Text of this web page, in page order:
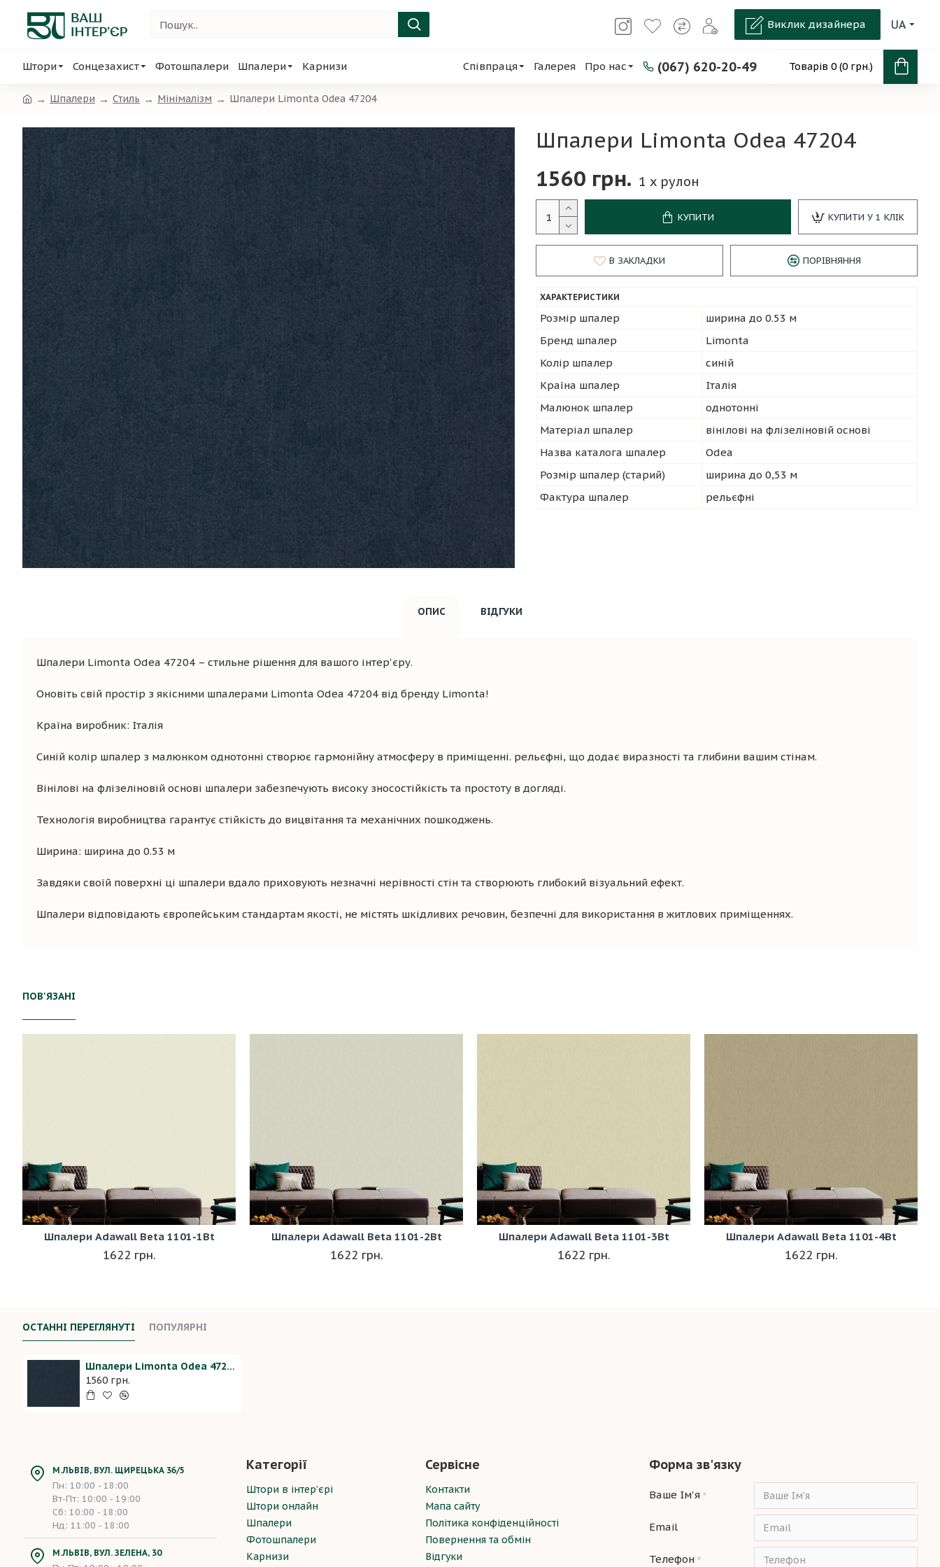
UA
Виклик дизайнера
Штори Сонцезахист Фотошпалери Шпалери Карнизи Співпраця Галерея Про нас (067) 620-20-49 Товарів 0 (0 грн.)
Шпалери Стиль Мінімалізм Шпалери Limonta Odea 47204
Шпалери Limonta Odea 47204
1560 грн. 1 x рулон
КУПИТИ КУПИТИ У 1 КЛІК
В ЗАКЛАДКИ ПОРІВНЯННЯ
ХАРАКТЕРИСТИКИ
Розмір шпалер
ширина до 0.53 м
Бренд шпалер
Limonta
Колір шпалер
синій
Країна шпалер
Італія
Малюнок шпалер
однотонні
Матеріал шпалер
вінілові на флізеліновій основі
Назва каталога шпалер
Odea
Розмір шпалер (старий)
ширина до 0,53 м
Фактура шпалер
рельєфні
ОПИС ВІДГУКИ
Шпалери Limonta Odea 47204 – стильне рішення для вашого інтер'єру.
Оновіть свій простір з якісними шпалерами Limonta Odea 47204 від бренду Limonta!
Країна виробник: Італія
Синій колір шпалер з малюнком однотонні створює гармонійну атмосферу в приміщенні. рельєфні, що додає виразності та глибини вашим стінам.
Вінілові на флізеліновій основі шпалери забезпечують високу зносостійкість та простоту в догляді.
Технологія виробництва гарантує стійкість до вицвітання та механічних пошкоджень.
Ширина: ширина до 0.53 м
Завдяки своїй поверхні ці шпалери вдало приховують незначні нерівності стін та створюють глибокий візуальний ефект.
Шпалери відповідають європейським стандартам якості, не містять шкідливих речовин, безпечні для використання в житлових приміщеннях.
ПОВ'ЯЗАНІ
Шпалери Adawall Beta 1101-1Bt
1622 грн.
Шпалери Adawall Beta 1101-2Bt
1622 грн.
Шпалери Adawall Beta 1101-3Bt
1622 грн.
Шпалери Adawall Beta 1101-4Bt
1622 грн.
ОСТАННІ ПЕРЕГЛЯНУТІ ПОПУЛЯРНІ
Шпалери Limonta Odea 47204
1560 грн.
М.ЛЬВІВ, ВУЛ. ЩИРЕЦЬКА 36/5
Пн: 10:00 - 18:00
Вт-Пт: 10:00 - 19:00
Сб: 10:00 - 18:00
Нд: 11:00 - 18:00
М.ЛЬВІВ, ВУЛ. ЗЕЛЕНА, 30
Категорії
Штори в інтер’єрі
Штори онлайн
Шпалери
Фотошпалери
Карнизи
Сервісне
Контакти
Мапа сайту
Політика конфіденційності
Повернення та обмін
Відгуки
Форма зв'язку
Ваше Ім'я
Email
Телефон